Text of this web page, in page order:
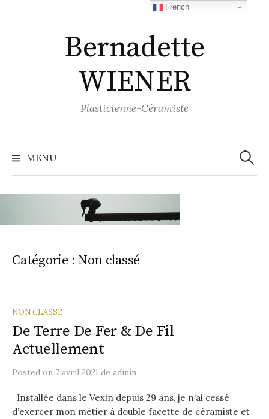
Bernadette
WIENER
Plasticienne-Céramiste
MENU
Catégorie : Non classé
NON CLASSÉ
De Terre De Fer & De Fil
Actuellement
Posted on 7 avril 2021 de admin
Installée dans le Vexin depuis 29 ans, je n’ai cessé
d’exercer mon métier à double facette de céramiste et
French